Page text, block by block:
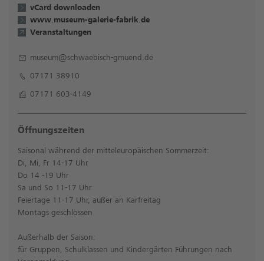
vCard downloaden
www.museum-galerie-fabrik.de
Veranstaltungen
museum@schwaebisch-gmuend.de
07171 38910
07171 603-4149
Öffnungszeiten
Saisonal während der mitteleuropäischen Sommerzeit:
Di, Mi, Fr 14-17 Uhr
Do 14 -19 Uhr
Sa und So 11-17 Uhr
Feiertage 11-17 Uhr, außer an Karfreitag
Montags geschlossen
Außerhalb der Saison:
für Gruppen, Schulklassen und Kindergärten Führungen nach